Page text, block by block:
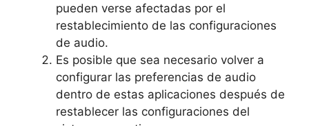
pueden verse afectadas por el
restablecimiento de las configuraciones
de audio.
Es posible que sea necesario volver a
configurar las preferencias de audio
dentro de estas aplicaciones después de
restablecer las configuraciones del